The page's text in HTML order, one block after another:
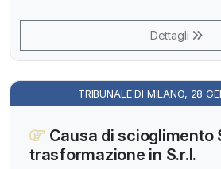
Dettagli
TRIBUNALE DI MILANO, 28
Causa di scioglimento
trasformazione in S.r.l.